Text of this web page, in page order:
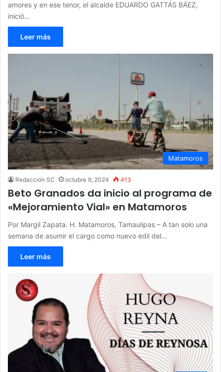
amores y en ese tenor, el alcalde EDUARDO GATTÁS BÁEZ,
inició…
Leer más
Matamoros
Redacción SC octubre 9, 2024 413
Beto Granados da inicio al programa de
«Mejoramiento Vial» en Matamoros
Por Margil Zapata. H. Matamoros, Tamaulipas – A tan solo una
semana de asumir el cargo como nuevo edil del…
Leer más